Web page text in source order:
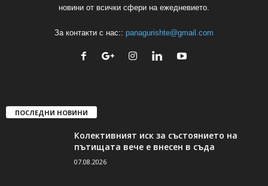
новини от всички сфери на ежедневието.
За контакти с нас:: panagurishte@gmail.com
ПОСЛЕДНИ НОВИНИ
Колективният иск за състоянието на
пътищата вече е внесен в съда
07.08.2026